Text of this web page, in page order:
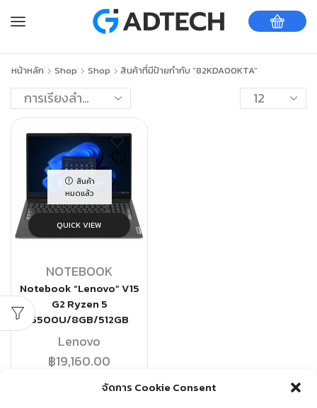
จัดการ Cookie Consent
หน้าหลัก Shop Shop สินค้าที่มีป้ายกำกับ “82KDA00KTA”
สินค้า
หมดแล้ว
QUICK VIEW
NOTEBOOK
Notebook “Lenovo” V15
G2 Ryzen 5
5500U/8GB/512GB
Lenovo
฿19,160.00